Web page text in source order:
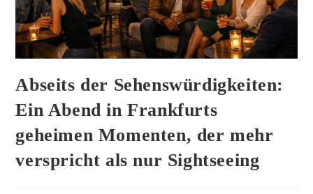
Abseits der Sehenswürdigkeiten:
Ein Abend in Frankfurts
geheimen Momenten, der mehr
verspricht als nur Sightseeing